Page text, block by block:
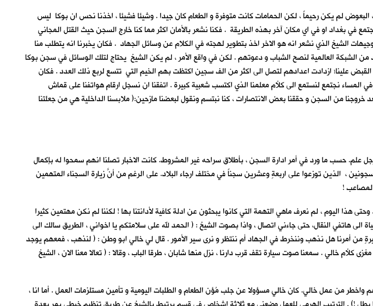
، البعوض لم يكن رحيماً ، لكن الحمامات كانت متوفرة و الطعام كان جيدا . وشيئا فشيئا ، اخذنا نحس ان بوكا ليس
في بغداد او في اي مكان آخر بهذه الطريقة . فكنا نشعر بالأمان اكثر مما كنا خارج السجن حيث القتل المجاني
الشيخ الذي نشعر انه هو الاخر اخذ بتطوير لهجته في الكلام عن وسائل الجهاد . فكان يخبرنا انه يتطلب منا
من الشبكة العالمية لنصح الشباب و دعوتهم . لكن في واقع الأمر ، لم يكن الشيخ يحتاج لتلك الوسائل في سجن بوكا
علينا؛ ازدادت اعدادهم لتصل الى اكثر من الف سجين اكتظت بهم الخيم التي تتسع لربع ذلك العدد . فكان
نجتمع لنستمع الى كلأم معلمنا الذي اكتسب شعبية كبيرة . اتفقنا ان نسجل ارقام هواتفنا على قماش
خروجنا من السجن و حققنا بعض الانتصارات ، كنا نبتسم ونقول لبعضنا مازحين:( ملابسنا الداخلية هي من جعلتنا
علم. حسب ما ورد في أمر ادارة السجن ، بأطلاق سراحه غير المشروط. كانت الاخبار تصلنا انهم سمحوا له بإكمال
، الذين توزعوا على اربعةٍ وعشرين سجناً في مختلف ارجاء البلاد. على الرغم من أنَّ زيارة السجناء المتهمين
!
هذا اليوم ، لم نعرف ماهي التهمة التي كانوا يبحثون عن ادلة كافية لأدانتنا بها ! لكننا لم نكن مهتمين كثيرا
الى هاتفي النقال، حتى جاءني اتصال ، واذا بصوت الشيخ : ( الحمد لله على سلامتكم يا اخواني ، الطريق سالك الى
من أمرنا هل نذهب وننخرط في الجهاد أم ننتظر و نرى سير الأمور . قال لي خالي ابو وطن : ( لنذهب ، فمعهم يوجد
كلأم خالي . سمعنا صوت سيارة تقف قرب دارنا ، نزل منها شابان ، طرقا الباب ، وقالا : ( تعالا معنا الان ، الشيخ
من عمل خالي. كان خالي مسؤولا عن جلب مُؤن الطعام و الطلبات اليومية و تأمين مستلزمات العمل . أما انا ،